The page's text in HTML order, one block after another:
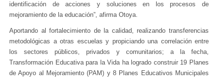
identificación de acciones y soluciones en los procesos de
mejoramiento de la educación”, afirma Otoya.
Aportando al fortalecimiento de la calidad, realizando transferencias
metodológicas a otras escuelas y propiciando una correlación entre
los sectores públicos, privados y comunitarios; a la fecha,
Transformación Educativa para la Vida ha logrado construir 19 Planes
de Apoyo al Mejoramiento (PAM) y 8 Planes Educativos Municipales